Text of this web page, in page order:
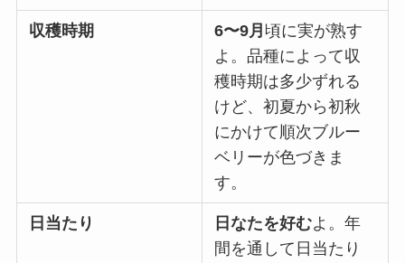
収穫時期 6〜9月頃に実が熟す
よ。品種によって収
穫時期は多少ずれる
けど、初夏から初秋
にかけて順次ブルー
ベリーが色づきま
す。
日当たり 日なたを好むよ。年
間を通して日当たり